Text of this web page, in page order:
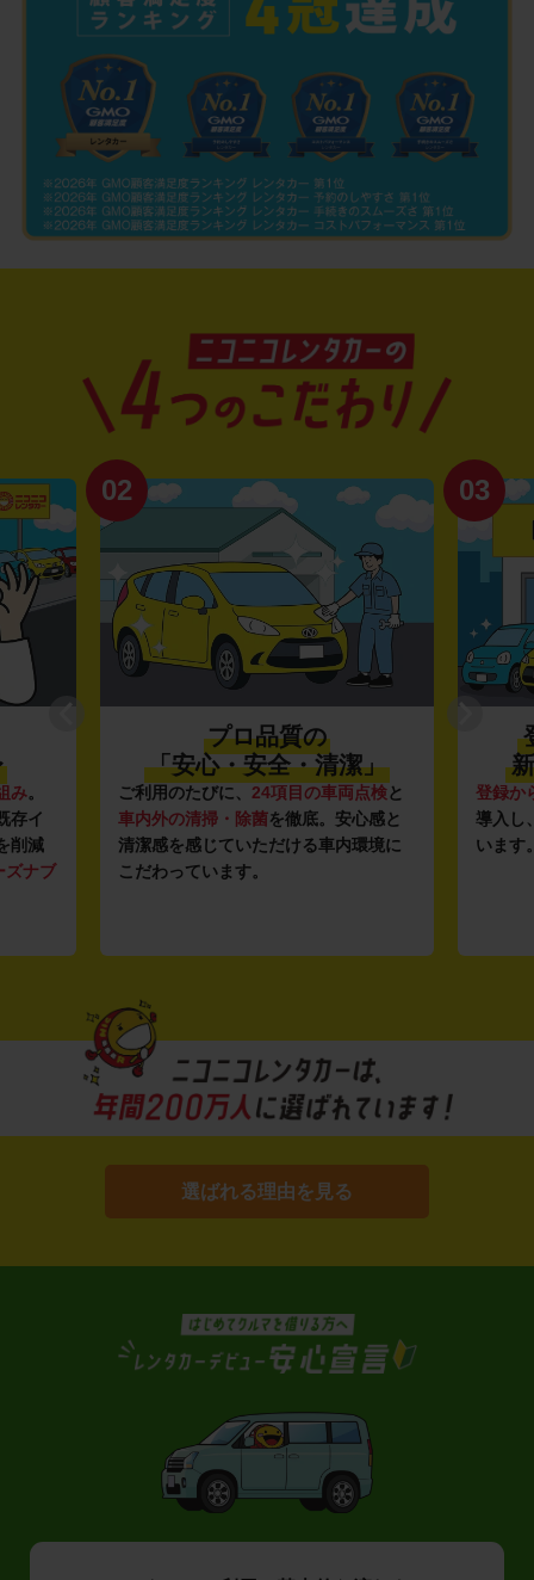
み。
存イ
削減
ズナブ
02
プロ品質の
「安心・安全・清潔」
ご利用のたびに、 24項目の車両点検と
車内外の清掃・除菌を徹底。安心感と
清潔感を感じていただける車内環境に
こだわっています。
03
登録か
導入し
います
選ばれる理由を見る